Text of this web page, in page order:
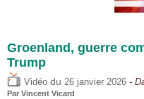
Groenland, guerre
Trump
Vidéo du 26 janvier 2026 -
Par Vincent Vicard